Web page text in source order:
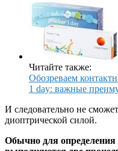
Читайте также:
Обозреваем
1 day: важные
И следовательно не
диоптрической силой.
Обычно для